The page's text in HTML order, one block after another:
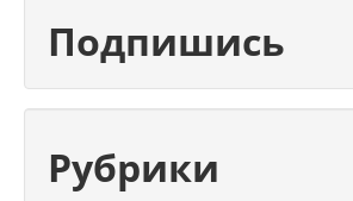
Подпишись
Рубрики